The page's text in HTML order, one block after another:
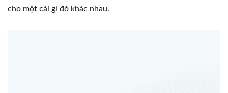
cho một cái gì đó khác nhau.